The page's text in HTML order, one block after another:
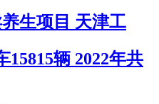
生项目 天津工
15815辆 2022年共